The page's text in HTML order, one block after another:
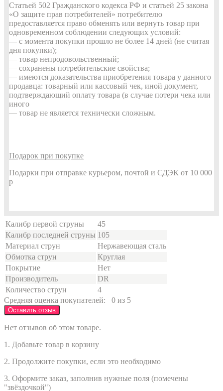
Статьей 502 Гражданского кодекса РФ и статьей 25 закона
«О защите прав потребителей» потребителю
предоставляется право обменять или вернуть товар при
одновременном соблюдении следующих условий:
— с момента покупки прошло не более 14 дней (не считая
дня покупки);
— товар непродовольственный;
— сохранены потребительские свойства;
— имеются доказательства приобретения товара у данного
продавца: товарный или кассовый чек, иной документ,
подтверждающий оплату товара (в случае потери чека или
иного
— товар не является технически сложным.
Подарок при покупке
Подарки при отправке курьером, почтой и СДЭК от 10 000
р
Калибр первой струны
45
Калибр последней струны 105
Материал струн
Нержавеющая сталь
Обмотка струн
Круглая
Покрытие
Нет
Производитель
DR
Количество струн
4
Средняя оценка покупателей:
0 из 5
Оставить отзыв
Нет отзывов об этом товаре.
1. Добавьте товар в корзину
2. Продолжите покупки, если это необходимо
3. Оформите заказ, заполнив нужные поля (помечены
"звёздочкой")